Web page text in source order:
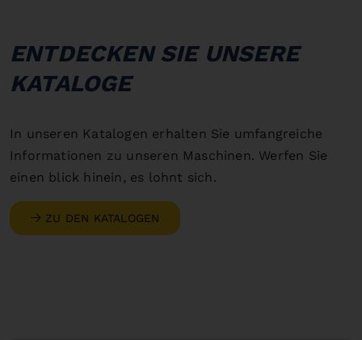
ENTDECKEN SIE UNSERE
KATALOGE
In unseren Katalogen erhalten Sie umfangreiche
Informationen zu unseren Maschinen. Werfen Sie
einen blick hinein, es lohnt sich.
ZU DEN KATALOGEN